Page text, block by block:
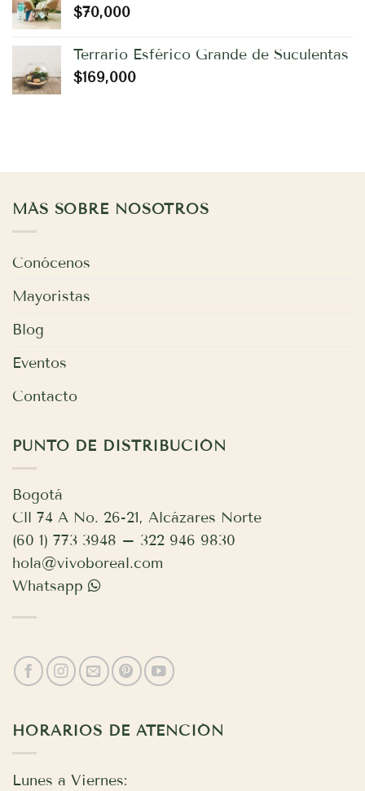
$69,000
$70,000
Terrario Esférico Grande de Suculentas
$169,000
MÁS SOBRE NOSOTROS
Conócenos
Mayoristas
Blog
Eventos
Contacto
PUNTO DE DISTRIBUCIÓN
Bogotá
Cll 74 A No. 26-21, Alcázares Norte
(60 1) 773 3948 – 322 946 9830
hola@vivoboreal.com
Whatsapp
HORARIOS DE ATENCIÓN
Lunes a Viernes: